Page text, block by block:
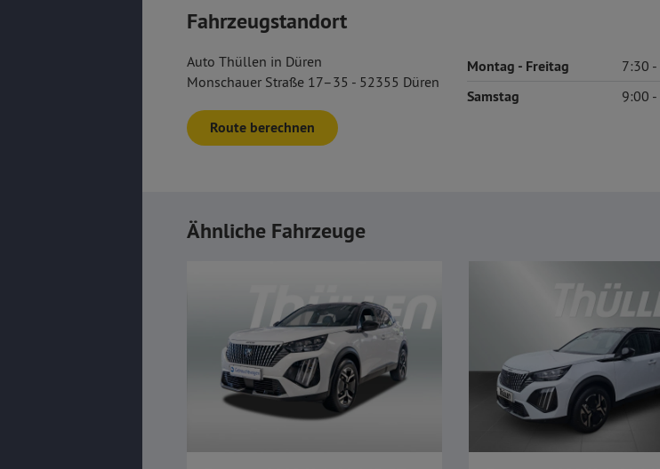
Fahrzeugstandort
Auto Thüllen in Düren
Monschauer Straße 17–35 - 52355 Düren
Route berechnen
Montag - Freitag 7:30
Samstag 9:00
Ähnliche Fahrzeuge